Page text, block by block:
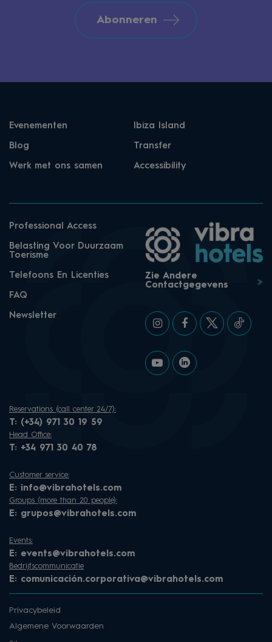
Abonneren
Evenementen Ibiza Island
Blog Transfer
Werk met ons samen Accessibility
Professional Access
Belasting Voor Duurzaam
Toerisme
Telefoons En Licenties
FAQ
Newsletter
Zie Andere
Contactgegevens
Reservations (call center 24/7):
T: (+34) 971 30 19 59
Head Office:
T: +34 971 30 40 78
Customer service:
E: info@vibrahotels.com
Groups (more than 20 people):
E: grupos@vibrahotels.com
Events:
E: events@vibrahotels.com
Bedrijfscommunicatie
E: comunicación.corporativa@vibrahotels.com
Privacybeleid
Algemene Voorwaarden